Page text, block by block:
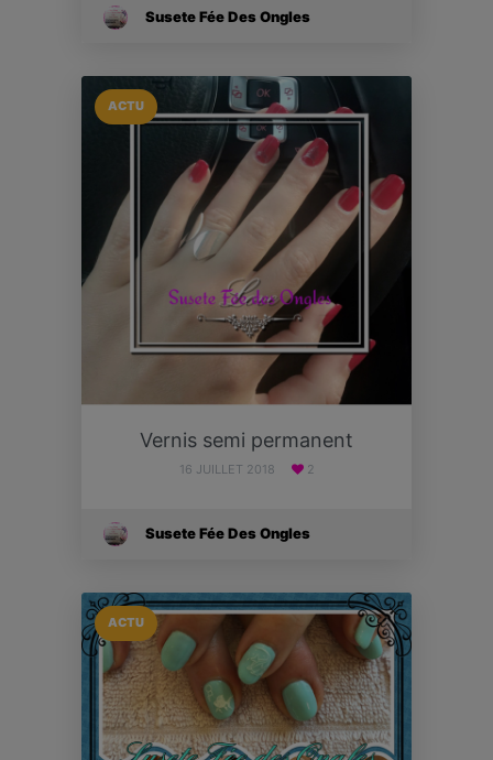
Susete Fée Des Ongles
ACTU
Vernis semi permanent
16 JUILLET 2018 2
Susete Fée Des Ongles
ACTU